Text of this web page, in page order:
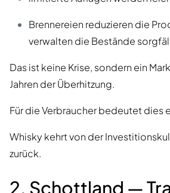
Brennereien reduzieren die
verwalten die Bestände
Das ist keine Krise, sondern ein
Jahren der Überhitzung.
Für die Verbraucher bedeutet dies
Whisky kehrt von der
zurück.
2. Schottland —